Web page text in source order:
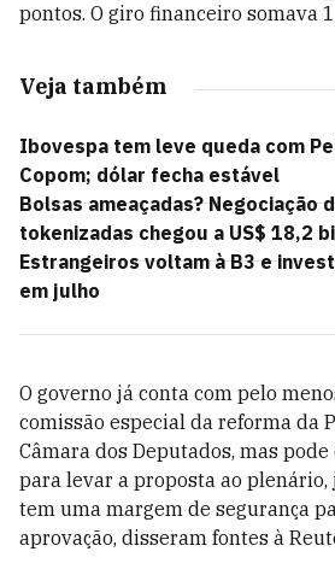
pontos. O giro financeiro somava
Veja também
Ibovespa tem leve queda com
Copom; dólar fecha estável
Bolsas ameaçadas? Negociação
tokenizadas chegou a US$ 18,2
Estrangeiros voltam à B3 e
em julho
O governo já conta com pelo
comissão especial da reforma da
Câmara dos Deputados, mas
para levar a proposta ao plenário,
tem uma margem de segurança
aprovação, disseram fontes à